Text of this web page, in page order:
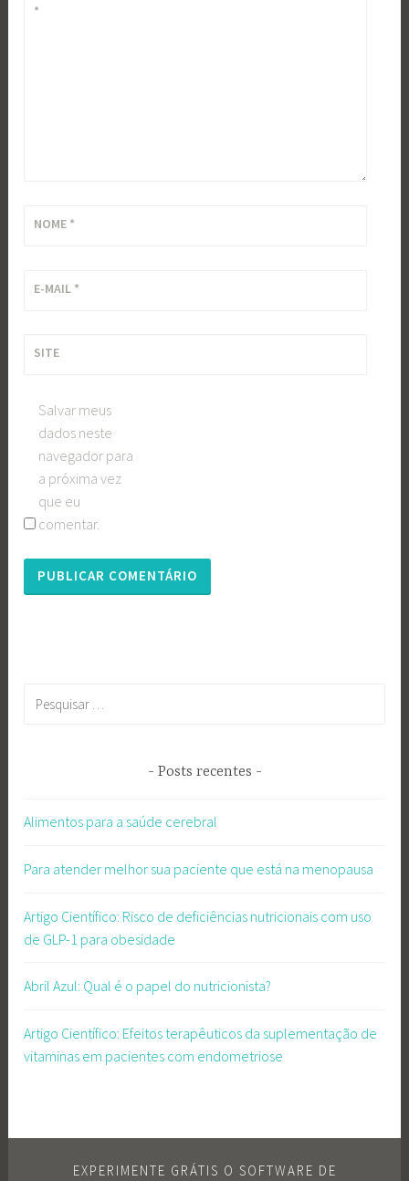
*
NOME *
E-MAIL *
SITE
Salvar meus
dados neste
navegador para
a próxima vez
que eu
comentar.
Posts recentes
Alimentos para a saúde cerebral
Para atender melhor sua paciente que está na menopausa
Artigo Científico: Risco de deficiências nutricionais com uso
de GLP-1 para obesidade
Abril Azul: Qual é o papel do nutricionista?
Artigo Científico: Efeitos terapêuticos da suplementação de
vitaminas em pacientes com endometriose
EXPERIMENTE GRÁTIS O SOFTWARE DE